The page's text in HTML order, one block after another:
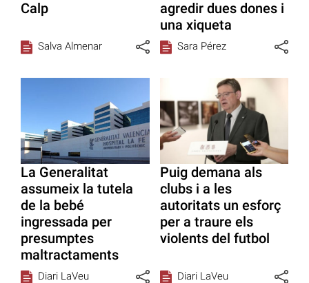
Calp
Salva Almenar
agredir dues dones i
una xiqueta
Sara Pérez
La Generalitat
assumeix la tutela
de la bebé
ingressada per
presumptes
maltractaments
Diari LaVeu
Puig demana als
clubs i a les
autoritats un esforç
per a traure els
violents del futbol
Diari LaVeu